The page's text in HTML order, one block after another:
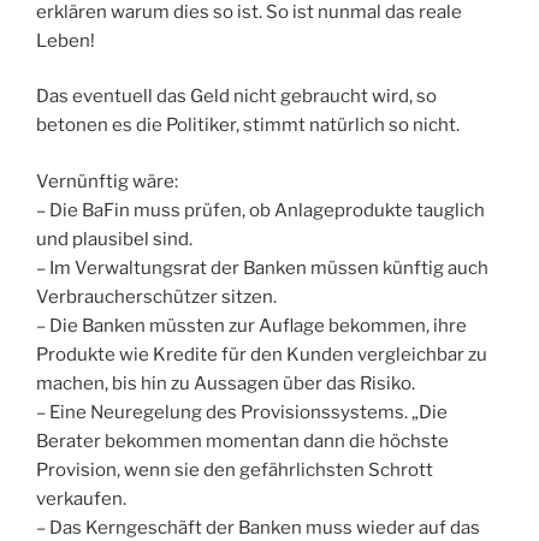
erklären warum dies so ist. So ist nunmal das reale
Leben!
Das eventuell das Geld nicht gebraucht wird, so
betonen es die Politiker, stimmt natürlich so nicht.
Vernünftig wäre:
– Die BaFin muss prüfen, ob Anlageprodukte tauglich
und plausibel sind.
– Im Verwaltungsrat der Banken müssen künftig auch
Verbraucherschützer sitzen.
– Die Banken müssten zur Auflage bekommen, ihre
Produkte wie Kredite für den Kunden vergleichbar zu
machen, bis hin zu Aussagen über das Risiko.
– Eine Neuregelung des Provisionssystems. „Die
Berater bekommen momentan dann die höchste
Provision, wenn sie den gefährlichsten Schrott
verkaufen.
– Das Kerngeschäft der Banken muss wieder auf das